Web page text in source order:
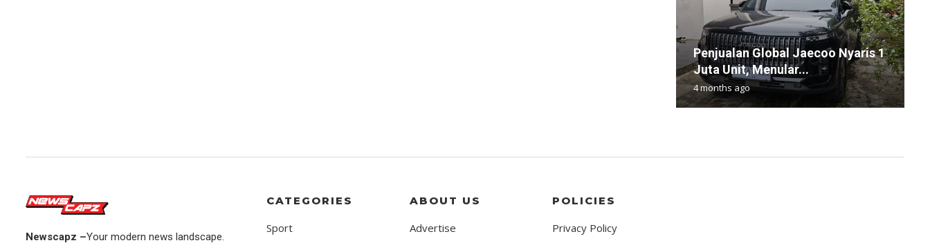
Penjualan Global Jaecoo Nyaris 1
Juta Unit, Menular...
4 months ago
Newscapz –Your modern news landscape.
CATEGORIES
Sport
ABOUT US
Advertise
POLICIES
Privacy Policy